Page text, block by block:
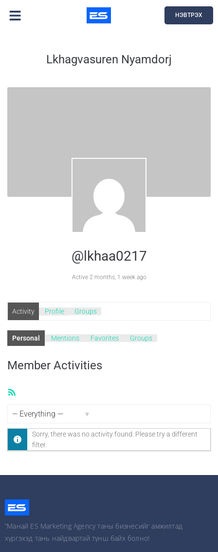
НЭВТРЭХ
Lkhagvasuren Nyamdorj
@lkhaa0217
Active 2 months, 1 week ago
Activity Profile Groups
Personal Mentions Favorites Groups
Member Activities
Sorry, there was no activity found. Please try a different
filter.
“Манай ES Marketing Agency таны бизнесийг амжилтад
хүргэхэд тань найдвартай түнш байх болно!